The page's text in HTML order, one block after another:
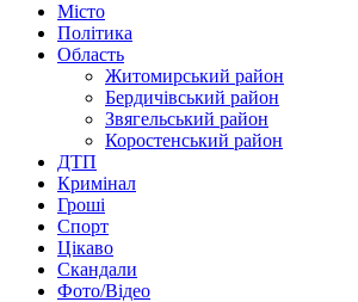
Місто
Політика
Область
Житомирський район
Бердичівський район
Звягельський район
Коростенський район
ДТП
Кримінал
Гроші
Спорт
Цікаво
Скандали
Фото/Відео